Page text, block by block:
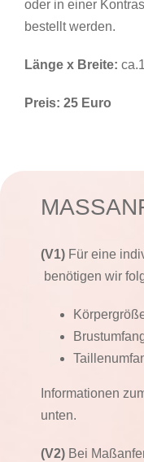
oder in einer
bestellt werden.
Länge x Breite:
Preis: 25 Euro
(V1) Für eine
benötigen wir
Informationen
unten.
(V2) Bei